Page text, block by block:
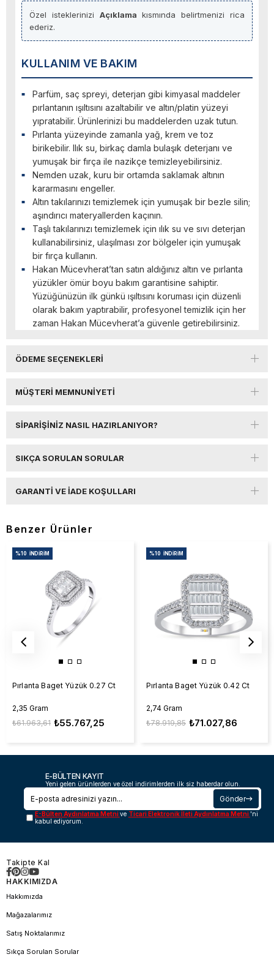
Özel isteklerinizi Açıklama kısmında belirtmenizi rica
ederiz.
KULLANIM VE BAKIM
Parfüm, saç spreyi, deterjan gibi kimyasal maddeler
pırlantanın ışıltısını azaltabilir ve altın/platin yüzeyi
yıpratabilir. Ürünlerinizi bu maddelerden uzak tutun.
Pırlanta yüzeyinde zamanla yağ, krem ve toz
birikebilir. Ilık su, birkaç damla bulaşık deterjanı ve
yumuşak bir fırça ile nazikçe temizleyebilirsiniz.
Nemden uzak, kuru bir ortamda saklamak altının
kararmasını engeller.
Altın takılarınızı temizlemek için yumuşak bir bezle silin;
aşındırıcı materyallerden kaçının.
Taşlı takılarınızı temizlemek için ılık su ve sıvı deterjan
kullanabilirsiniz, ulaşılması zor bölgeler için yumuşak
bir fırça kullanın.
Hakan Mücevherat’tan satın aldığınız altın ve pırlanta
yüzükler ömür boyu bakım garantisine sahiptir.
Yüzüğünüzün ilk günkü ışıltısını koruması için düzenli
olarak bakım yaptırabilir, profesyonel temizlik için her
zaman Hakan Mücevherat’a güvenle getirebilirsiniz.
ÖDEME SEÇENEKLERI
MÜŞTERI MEMNUNIYETI
SIPARIŞINIZ NASIL HAZIRLANIYOR?
SIKÇA SORULAN SORULAR
GARANTI VE İADE KOŞULLARI
Benzer Ürünler
Pırlanta Baget Yüzük 0.27 Ct
2,35 Gram
₺55.767,25
₺61.963,61
%10 İNDIRIM
Pırlanta Baget Yüzük 0.42 Ct
2,74 Gram
₺71.027,86
₺78.919,85
%10 İNDIRIM
E-BÜLTEN KAYIT
Yeni gelen ürünlerden ve özel indirimlerden ilk siz haberdar olun.
Gönder
E-Bülten Aydınlatma Metnive Ticari Elektronik İleti Aydınlatma Metni 'ni
kabul ediyorum.
Takipte Kal
HAKKIMIZDA
Hakkımızda
Mağazalarımız
Satış Noktalarımız
Sıkça Sorulan Sorular